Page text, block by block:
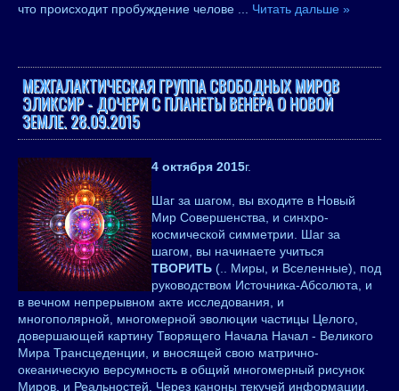
что происходит пробуждение челове
Читать дальше »
МЕЖГАЛАКТИЧЕСКАЯ ГРУППА СВОБОДНЫХ МИРОВ
ЭЛИКСИР - ДОЧЕРИ С ПЛАНЕТЫ ВЕНЕРА О НОВОЙ
ЗЕМЛЕ. 28.09.2015
4 октября 2015г.
Шаг за шагом, вы входите в Новый
Мир Совершенства, и синхро-
космической симметрии. Шаг за
шагом, вы начинаете учиться
ТВОРИТЬ (.. Миры, и Вселенные), под
руководством Источника-Абсолюта, и
в вечном непрерывном акте исследования, и
многополярной, многомерной эволюции частицы Целого,
довершающей картину Творящего Начала Начал - Великого
Мира Трансцеденции, и вносящей свою матрично-
океаническую версумность в общий многомерный рисунок
Миров, и Реальностей. Через каноны текучей информации,